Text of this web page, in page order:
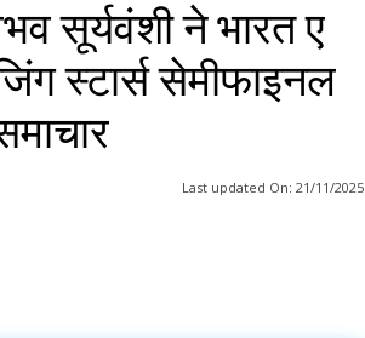
सूर्यवंशी ने भारत ए
स्टार्स सेमीफाइनल
Last updated On: 21/11/2025